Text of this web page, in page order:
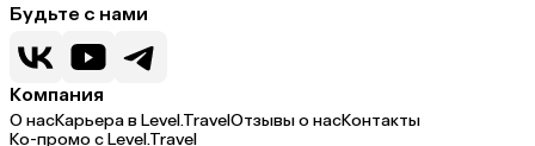
Будьте с нами
Компания
О насКарьера в Level.TravelОтзывы о насКонтакты
Ко-промо с Level.Travel